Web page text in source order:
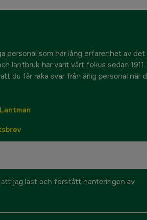
personal som har lång erfarenhet av det
lantbruk har varit vårt fokus sedan
du får raka svar från ärlig personal när
jag läst och förstått hanteringen av